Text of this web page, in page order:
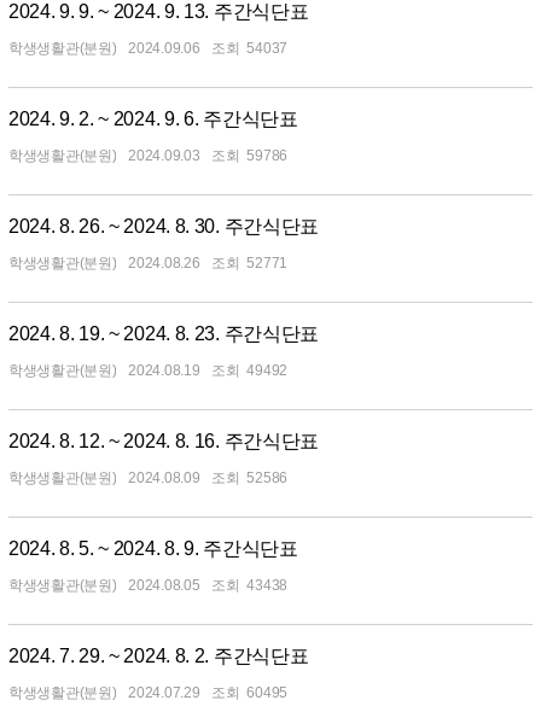
2024. 9. 9. ~ 2024. 9. 13. 주간식단표
학생생활관(분원) 2024.09.06 54037
2024. 9. 2. ~ 2024. 9. 6. 주간식단표
학생생활관(분원) 2024.09.03 59786
2024. 8. 26. ~ 2024. 8. 30. 주간식단표
학생생활관(분원) 2024.08.26 52771
2024. 8. 19. ~ 2024. 8. 23. 주간식단표
학생생활관(분원) 2024.08.19 49492
2024. 8. 12. ~ 2024. 8. 16. 주간식단표
학생생활관(분원) 2024.08.09 52586
2024. 8. 5. ~ 2024. 8. 9. 주간식단표
학생생활관(분원) 2024.08.05 43438
2024. 7. 29. ~ 2024. 8. 2. 주간식단표
학생생활관(분원) 2024.07.29 60495